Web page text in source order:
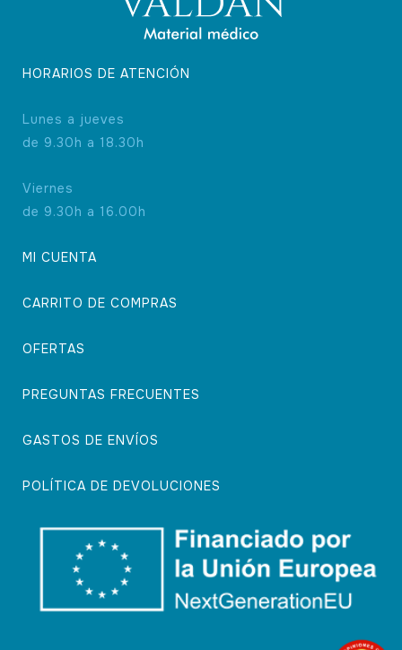
HORARIOS DE ATENCIÓN
Lunes a jueves
de 9.30h a 18.30h
Viernes
de 9.30h a 16.00h
MI CUENTA
CARRITO DE COMPRAS
OFERTAS
PREGUNTAS FRECUENTES
GASTOS DE ENVÍOS
POLÍTICA DE DEVOLUCIONES